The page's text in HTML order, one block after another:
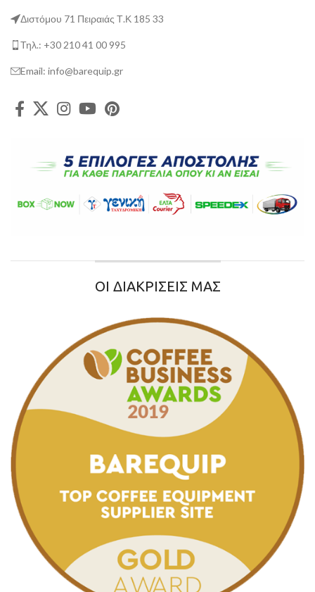
Διστόμου 71 Πειραιάς Τ.Κ 185 33
Τηλ.: +30 210 41 00 995
Email: info@barequip.gr
ΟΙ ΔΙΑΚΡΙΣΕΙΣ ΜΑΣ